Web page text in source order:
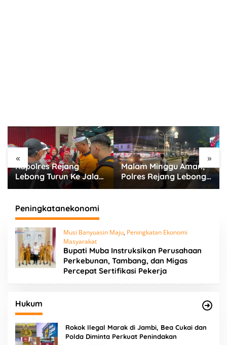
« »
Malam Minggu Aman,
Polres Rejang Lebong
Terjunkan Personel
Rawan
Jamin Keamanan
Warga, Polres Rejang
Lebong Terjunkan Tim
Peningkatanekonomi
Musi Banyuasin Maju, Peningkatan Ekonomi
Masyarakat
Bupati Muba Instruksikan Perusahaan
Perkebunan, Tambang, dan Migas
Percepat Sertifikasi Pekerja
Hukum
Rokok Ilegal Marak di Jambi, Bea Cukai dan
Polda Diminta Perkuat Penindakan